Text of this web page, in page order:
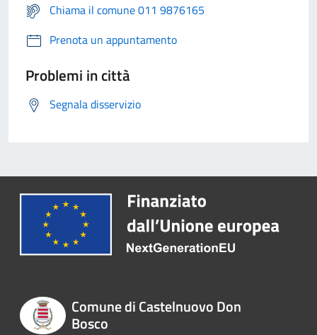
Chiama il comune 011 9876165
Prenota un appuntamento
Problemi in città
Segnala disservizio
Comune di Castelnuovo Don
Bosco